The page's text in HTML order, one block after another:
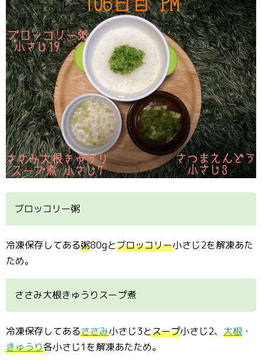
ブロッコリー粥
冷凍保存してある粥80gとブロッコリー小さじ2を解凍あた
ため。
ささみ大根きゅうりスープ煮
冷凍保存してあるささみ小さじ3とスープ小さじ2、 大根 ・
きゅうり各小さじ1を解凍あたため。